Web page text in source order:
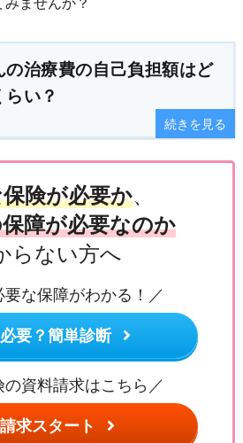
の治療費の自己負担額はど
らい？
続きを見る
険が必要か、
障が必要なのか
らない方へ
要な保障がわかる！／
要？簡単診断
の資料請求はこちら／
求スタート